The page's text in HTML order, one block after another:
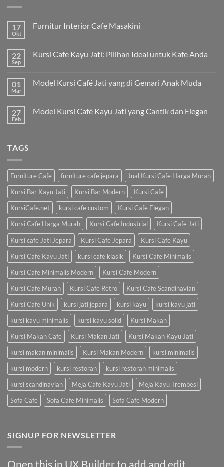
17
Okt
Furnitur Interior Cafe Masakini
22
Sep
Kursi Cafe Kayu Jati: Pilihan Ideal untuk Kafe Anda
01
Mar
Model Kursi Café Jati yang di Gemari Anak Muda
27
Feb
Model Kursi Café Kayu Jati yang Cantik dan Elegan
TAGS
Furniture Cafe furniture cafe jepara
Jual Kursi Cafe Harga Murah
Kursi Bar Kayu Jati
Kursi Bar Modern
Kursi Cafe
KursiCafe.net
kursi cafe custom
Kursi Cafe Elegan
Kursi Cafe Harga Murah
Kursi Cafe Industrial
Kursi Cafe Jati
Kursi cafe Jati Jepara
Kursi Cafe Jepara
Kursi Cafe Kayu
Kursi Cafe Kayu Jati
kursi cafe klasik
Kursi Cafe Minimalis
Kursi Cafe Minimalis Modern
Kursi Cafe Modern
Kursi Cafe Murah
Kursi Cafe Retro
Kursi Cafe Scandinavian
Kursi Cafe Unik
kursi jati jepara kursi kayu
kursi kayu jati
kursi kayu minimalis
kursi kayu solid
Kursi Makan
Kursi Makan Cafe
Kursi Makan Jati
Kursi Makan Kayu Jati
kursi makan minimalis
Kursi Makan Modern
kursi minimalis
kursi modern
kursi restoran
kursi restoran minimalis
kursi scandinavian
Meja Cafe Kayu Jati
Meja Kayu Trembesi
Sofa Cafe
Sofa Cafe Minimalis Sofa Cafe Modern
SIGNUP FOR NEWSLETTER
Open this in UX Builder to add and edit